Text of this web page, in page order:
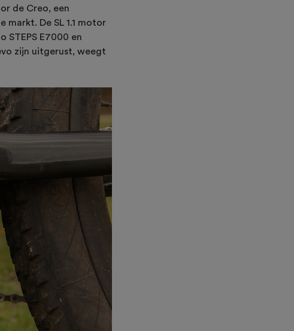
de Creo, een
markt. De SL 1.1 motor
STEPS E7000 en
zijn uitgerust, weegt